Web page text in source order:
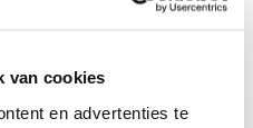
van cookies
en advertenties te